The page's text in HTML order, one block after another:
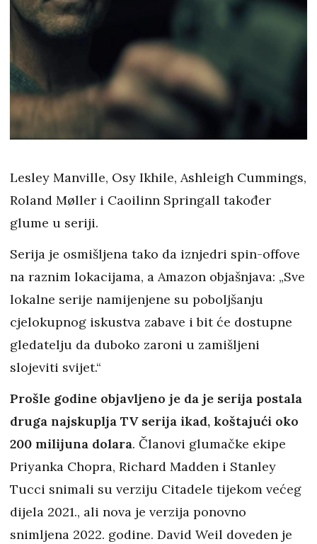
Lesley Manville, Osy Ikhile, Ashleigh Cummings,
Roland Møller i Caoilinn Springall također
glume u seriji.
Serija je osmišljena tako da iznjedri spin-offove
na raznim lokacijama, a Amazon objašnjava: „Sve
lokalne serije namijenjene su poboljšanju
cjelokupnog iskustva zabave i bit će dostupne
gledatelju da duboko zaroni u zamišljeni
slojeviti svijet.“
Prošle godine objavljeno je da je serija postala
druga najskuplja TV serija ikad, koštajući oko
200 milijuna dolara. Članovi glumačke ekipe
Priyanka Chopra, Richard Madden i Stanley
Tucci snimali su verziju Citadele tijekom većeg
dijela 2021., ali nova je verzija ponovno
snimljena 2022. godine. David Weil doveden je